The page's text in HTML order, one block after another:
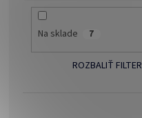
Na sklade 7
ROZBALIŤ FILTER